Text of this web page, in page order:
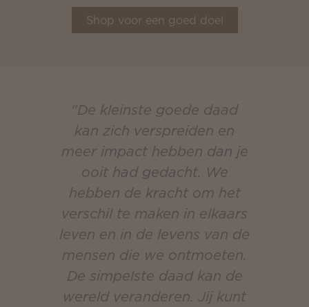
Shop voor een goed doel
"De kleinste goede daad
kan zich verspreiden en
meer impact hebben dan je
ooit had gedacht. We
hebben de kracht om het
verschil te maken in elkaars
leven en in de levens van de
mensen die we ontmoeten.
De simpelste daad kan de
wereld veranderen. Jij kunt